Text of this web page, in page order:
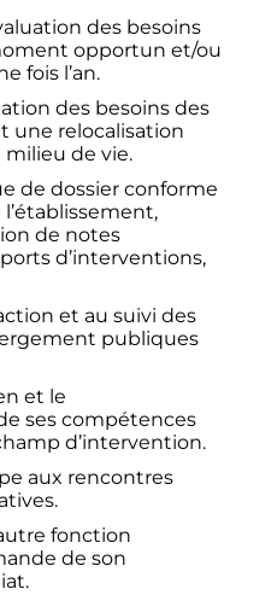
des besoins
opportun et/ou
fois l’an.
des besoins des
une relocalisation
de vie.
de dossier conforme
de notes
d’interventions,
et au suivi des
publiques
et le
ses compétences
d’intervention.
aux rencontres
fonction
de son